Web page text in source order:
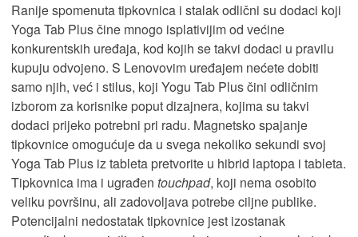
Ranije spomenuta tipkovnica i stalak odlični su dodaci koji
Yoga Tab Plus čine mnogo isplativijim od većine
konkurentskih uređaja, kod kojih se takvi dodaci u pravilu
kupuju odvojeno. S Lenovovim uređajem nećete dobiti
samo njih, već i stilus, koji Yogu Tab Plus čini odličnim
izborom za korisnike poput dizajnera, kojima su takvi
dodaci prijeko potrebni pri radu. Magnetsko spajanje
tipkovnice omogućuje da u svega nekoliko sekundi svoj
Yoga Tab Plus iz tableta pretvorite u hibrid laptopa i tableta.
Tipkovnica ima i ugrađen touchpad, koji nema osobito
veliku površinu, ali zadovoljava potrebe ciljne publike.
Potencijalni nedostatak tipkovnice jest izostanak